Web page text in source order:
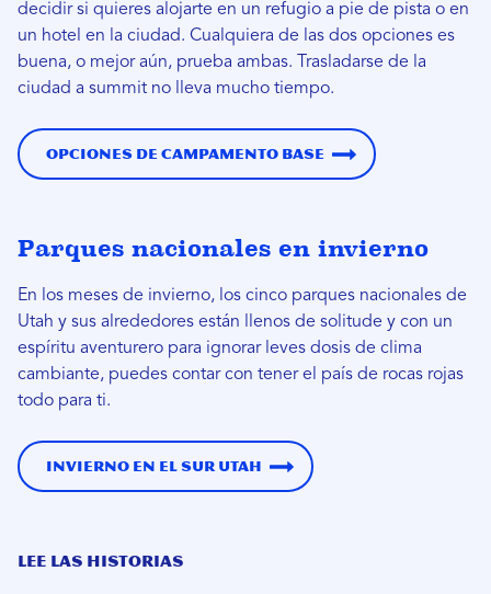
decidir si quieres alojarte en un refugio a pie de pista o en
un hotel en la ciudad. Cualquiera de las dos opciones es
buena, o mejor aún, prueba ambas. Trasladarse de la
ciudad a summit no lleva mucho tiempo.
Opciones de campamento base
Parques nacionales en invierno
En los meses de invierno, los cinco parques nacionales de
Utah y sus alrededores están llenos de solitude y con un
espíritu aventurero para ignorar leves dosis de clima
cambiante, puedes contar con tener el país de rocas rojas
todo para ti.
Invierno en el sur Utah
LEE LAS HISTORIAS